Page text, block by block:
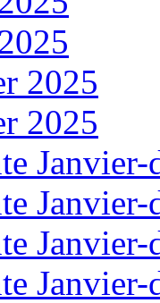
2025
2025
Janvier-
Janvier-
Janvier-
Janvier-